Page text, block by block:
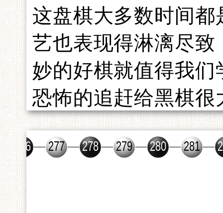
这盘棋大多数时间
艺也表现得淋漓尽致
妙的好棋就值得我
恐怖的追赶给黑棋
出去。
白第113手假若走对